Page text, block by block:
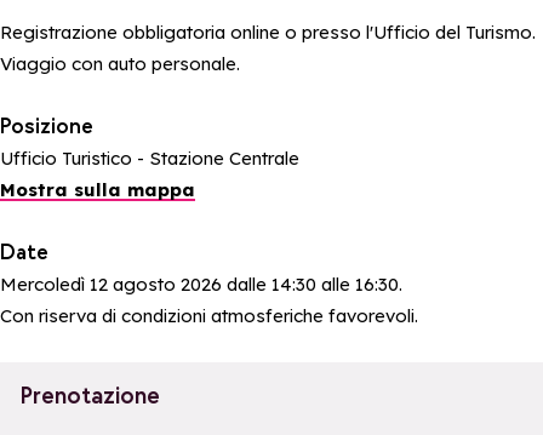
Registrazione obbligatoria online o presso l'Ufficio del Turismo.
Viaggio con auto personale.
Posizione
Ufficio Turistico - Stazione Centrale
Mostra sulla mappa
Date
Mercoledì 12 agosto 2026 dalle 14:30 alle 16:30.
Con riserva di condizioni atmosferiche favorevoli.
Prenotazione